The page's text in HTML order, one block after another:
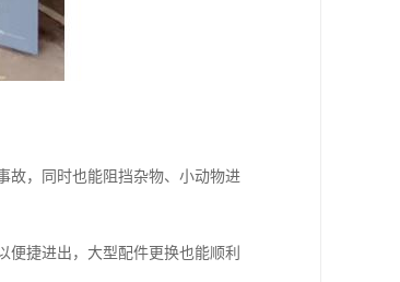
故，同时也能阻挡杂物、小动物进
捷进出，大型配件更换也能顺利